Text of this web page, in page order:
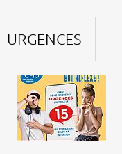
URGENCES